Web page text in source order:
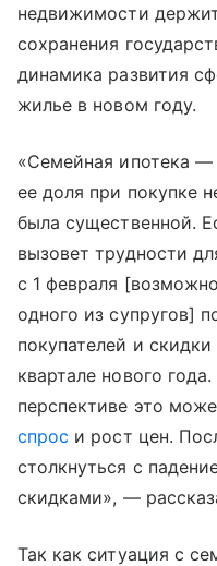
недвижимости
сохранения
динамика развития
жилье в новом году.
«Семейная ипотека
ее доля при покупке
была существенной.
вызовет трудности
с 1 февраля
одного из супругов]
покупателей и
квартале нового
перспективе это
спрос и рост цен.
столкнуться с
скидками», —
Так как ситуация с